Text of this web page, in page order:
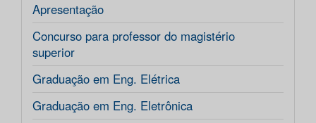
Apresentação
Concurso para professor do magistério
superior
Graduação em Eng. Elétrica
Graduação em Eng. Eletrônica